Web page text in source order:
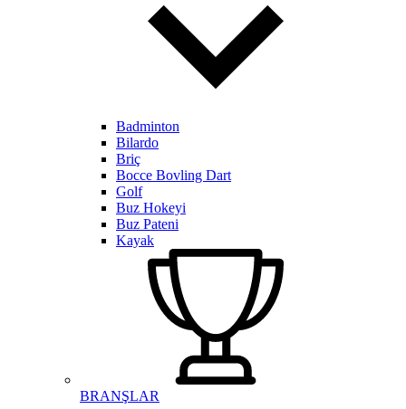
Badminton
Bilardo
Briç
Bocce Bovling Dart
Golf
Buz Hokeyi
Buz Pateni
Kayak
BRANŞLAR